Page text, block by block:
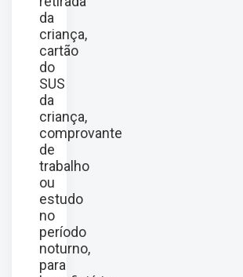
da
criança,
cartão
do
SUS
da
criança,
comprovante
de
trabalho
ou
estudo
no
período
noturno,
para